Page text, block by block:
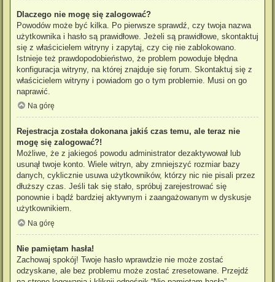
Dlaczego nie mogę się zalogować?
Powodów może być kilka. Po pierwsze sprawdź, czy twoja nazwa
użytkownika i hasło są prawidłowe. Jeżeli są prawidłowe, skontaktuj
się z właścicielem witryny i zapytaj, czy cię nie zablokowano.
Istnieje też prawdopodobieństwo, że problem powoduje błędna
konfiguracja witryny, na której znajduje się forum. Skontaktuj się z
właścicielem witryny i powiadom go o tym problemie. Musi on go
naprawić.
Na górę
Rejestracja została dokonana jakiś czas temu, ale teraz nie
mogę się zalogować?!
Możliwe, że z jakiegoś powodu administrator dezaktywował lub
usunął twoje konto. Wiele witryn, aby zmniejszyć rozmiar bazy
danych, cyklicznie usuwa użytkowników, którzy nic nie pisali przez
dłuższy czas. Jeśli tak się stało, spróbuj zarejestrować się
ponownie i bądź bardziej aktywnym i zaangażowanym w dyskusje
użytkownikiem.
Na górę
Nie pamiętam hasła!
Zachowaj spokój! Twoje hasło wprawdzie nie może zostać
odzyskane, ale bez problemu może zostać zresetowane. Przejdź